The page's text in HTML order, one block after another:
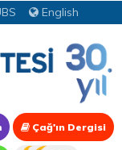
English
Çağ'ın Dergisi